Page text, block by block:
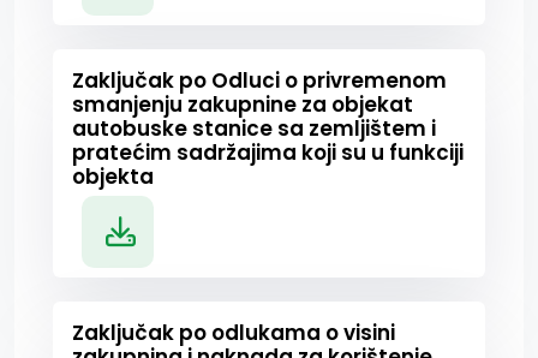
Zaključak po Odluci o privremenom
smanjenju zakupnine za objekat
autobuske stanice sa zemljištem i
pratećim sadržajima koji su u funkciji
objekta
Zaključak po odlukama o visini